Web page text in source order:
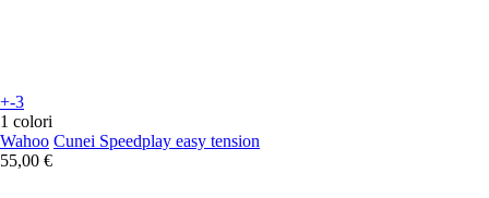
+-3
1 colori
Wahoo Cunei Speedplay easy tension
55,00 €